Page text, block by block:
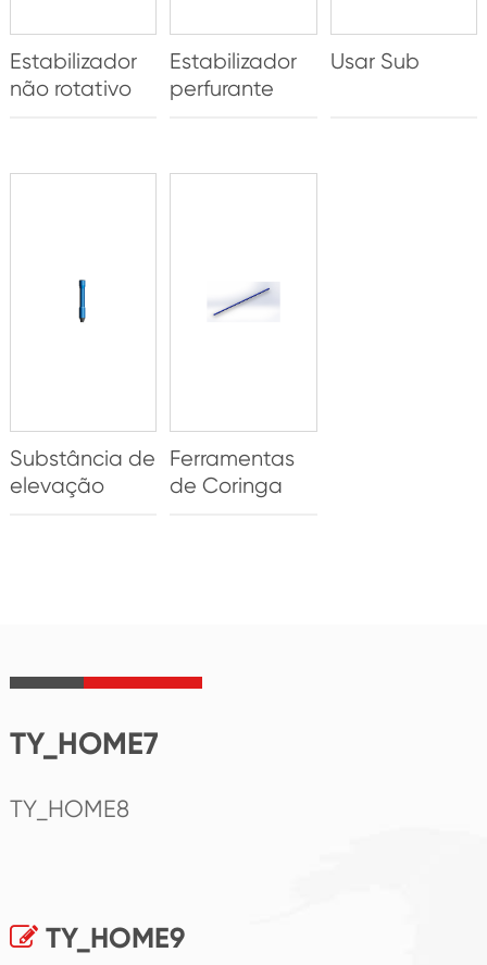
Estabilizador
não rotativo
Estabilizador
perfurante
Usar Sub
Substância de
elevação
Ferramentas
de Coringa
TY_HOME7
TY_HOME8
TY_HOME9